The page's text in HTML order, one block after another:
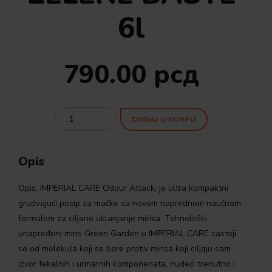
6l
790.00 рсд
Quantity DODAJ U KORPU
Opis
Opis: IMPERIAL CARE Odour Attack, je ultra kompaktni
grudvajući posip za mačke sa novom naprednom naučnom
formulom za ciljano uklanjanje mirisa. Tehnološki
unapređeni miris Green Garden u IMPERIAL CARE sastoji
se od molekula koji se bore protiv mirisa koji ciljaju sam
izvor fekalnih i urinarnih komponenata, nudeći trenutno i